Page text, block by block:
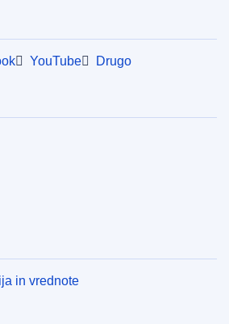
YouTube Drugo
in vrednote